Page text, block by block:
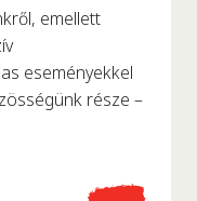
emellett
eseményekkel
része –